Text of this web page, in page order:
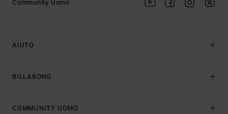
AIUTO
BILLABONG
Community Uomo
COMMUNITY UOMO